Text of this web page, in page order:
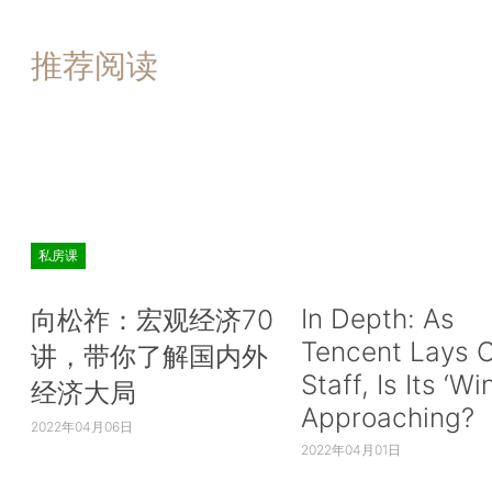
推荐阅读
私房课
向松祚：宏观经济70
讲，带你了解国内外
经济大局
2022年04月06日
In Depth: As
Tencent Lays
Staff, Is Its
Approaching?
2022年04月01日